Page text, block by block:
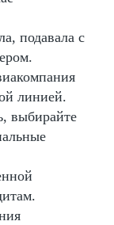
подавала с
линией.
выбирайте